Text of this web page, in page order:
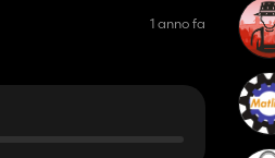
1 anno fa